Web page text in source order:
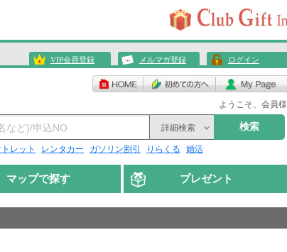
VIP会員登録 メルマガ登録 ログイン
ようこそ、会員様
詳細検索 検索
レット レンタカー ガソリン割引 りらくる 婚活
マップで探す プレゼント